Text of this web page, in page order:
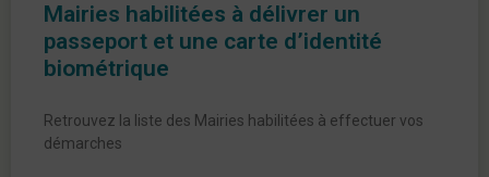
Mairies habilitées à délivrer un
passeport et une carte d’identité
biométrique
Retrouvez la liste des Mairies habilitées à effectuer vos
démarches